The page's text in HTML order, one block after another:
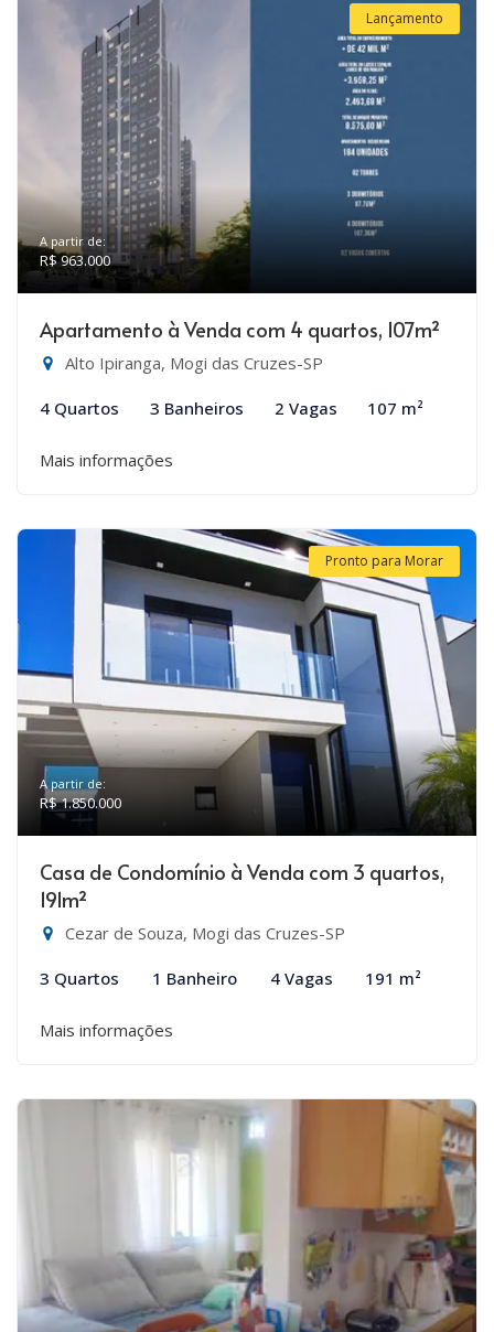
Lançamento
A partir de:
R$ 963.000
Apartamento à Venda com 4 quartos, 107m²
Alto Ipiranga, Mogi das Cruzes-SP
4 Quartos 3 Banheiros 2 Vagas 107 m²
Mais informações
Pronto para Morar
A partir de:
R$ 1.850.000
Casa de Condomínio à Venda com 3 quartos,
191m²
Cezar de Souza, Mogi das Cruzes-SP
3 Quartos 1 Banheiro 4 Vagas 191 m²
Mais informações